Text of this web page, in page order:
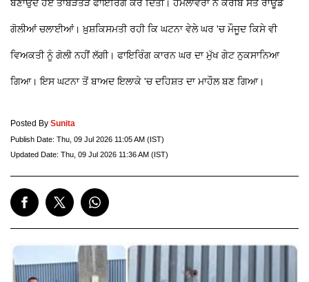
ਬਣਾਉਂਦੇ ਹੋਏ ਤਾਬੜਤੋੜ ਫਾਇਰਿੰਗ ਕਰ ਦਿੱਤੀ। ਹਮਲਾਵਰਾਂ ਨੇ ਕਰੀਬ ਸੱਤ ਰਾਊਂਡ
ਗੋਲੀਆਂ ਚਲਾਈਆਂ। ਖ਼ੁਸ਼ਕਿਸਮਤੀ ਰਹੀ ਕਿ ਘਟਨਾ ਵੇਲੇ ਘਰ 'ਚ ਮੌਜੂਦ ਕਿਸੇ ਵੀ
ਵਿਅਕਤੀ ਨੂੰ ਗੋਲੀ ਨਹੀਂ ਲੱਗੀ। ਫਾਇਰਿੰਗ ਕਾਰਨ ਘਰ ਦਾ ਮੁੱਖ ਗੇਟ ਨੁਕਸਾਨਿਆ
ਗਿਆ। ਇਸ ਘਟਨਾ ਤੋਂ ਬਾਅਦ ਇਲਾਕੇ 'ਚ ਦਹਿਸ਼ਤ ਦਾ ਮਾਹੌਲ ਬਣ ਗਿਆ।
Posted By Sunita
Publish Date: Thu, 09 Jul 2026 11:05 AM (IST)
Updated Date: Thu, 09 Jul 2026 11:36 AM (IST)